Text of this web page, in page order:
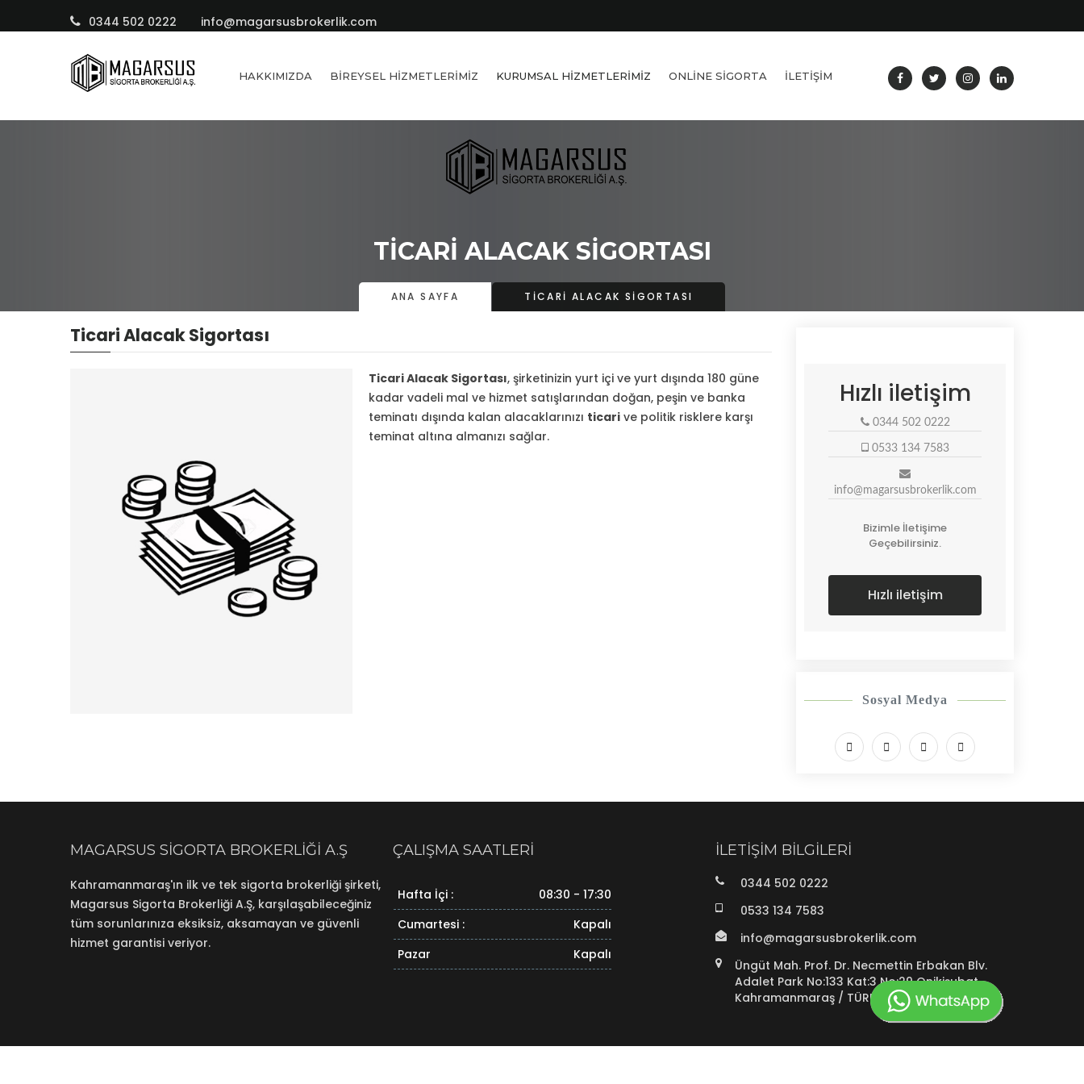
0344 502 0222 info@magarsusbrokerlik.com
HAKKIMIZDA BIREYSEL HIZMETLERIMIZ KURUMSAL HIZMETLERIMIZ ONLINE SIGORTA İLETIŞIM
TICARI ALACAK SIGORTASI
ANA SAYFA TICARI ALACAK SIGORTASI
Ticari Alacak Sigortası
Ticari Alacak Sigortası, şirketinizin yurt içi ve yurt dışında 180 güne
kadar vadeli mal ve hizmet satışlarından doğan, peşin ve banka
teminatı dışında kalan alacaklarınızı ticari ve politik risklere karşı
teminat altına almanızı sağlar.
Hızlı iletişim
0344 502 0222
0533 134 7583
info@magarsusbrokerlik.com
Bizimle İletişime
Geçebilirsiniz.
Hızlı iletişim
Sosyal Medya
MAGARSUS SIGORTA BROKERLIĞI A.Ş
Kahramanmaraş'ın ilk ve tek sigorta brokerliği şirketi,
Magarsus Sigorta Brokerliği A.Ş, karşılaşabileceğiniz
tüm sorunlarınıza eksiksiz, aksamayan ve güvenli
hizmet garantisi veriyor.
ÇALIŞMA SAATLERI
Hafta İçi :
08:30 - 17:30
Cumartesi :
Kapalı
Pazar
Kapalı
İLETIŞIM BILGILERI
0344 502 0222
0533 134 7583
info@magarsusbrokerlik.com
Üngüt Mah. Prof. Dr. Necmettin Erbakan Blv.
Adalet Park No:133 Kat:3 No:29 Onikişubat
Kahramanmaraş / TÜRKİYE